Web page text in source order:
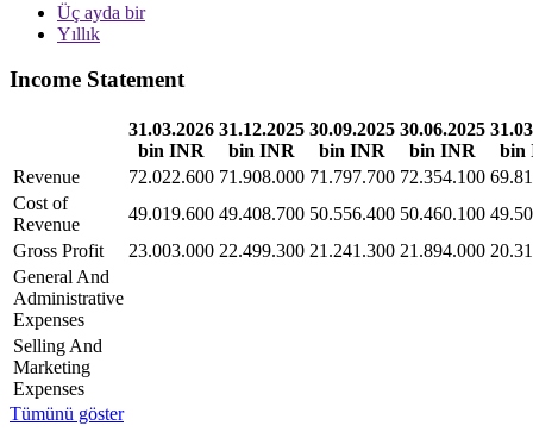
Üç ayda bir
Yıllık
Income Statement
31.03.2026
bin INR
31.12.2025
bin INR
30.09.2025
bin INR
30.06.2025
bin INR
bin
Revenue
72.022.600 71.908.000 71.797.700 72.354.100
Cost of
Revenue
49.019.600 49.408.700 50.556.400 50.460.100
Gross Profit
23.003.000 22.499.300 21.241.300 21.894.000
General And
Administrative
Expenses
Selling And
Marketing
Expenses
Tümünü göster